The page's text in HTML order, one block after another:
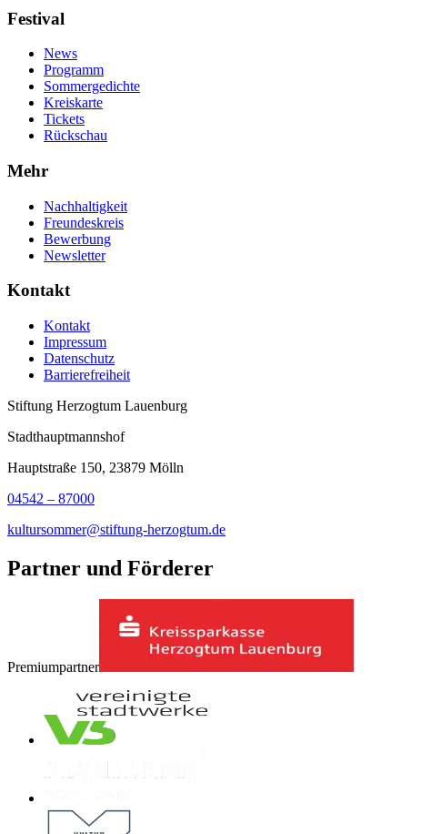
Festival
News
Programm
Sommergedichte
Kreiskarte
Tickets
Rückschau
Mehr
Nachhaltigkeit
Freundeskreis
Bewerbung
Newsletter
Kontakt
Kontakt
Impressum
Datenschutz
Barrierefreiheit
Stiftung Herzogtum Lauenburg
Stadthauptmannshof
Hauptstraße 150, 23879 Mölln
04542 – 87000
kultursommer@stiftung-herzogtum.de
Partner und Förderer
Premiumpartner